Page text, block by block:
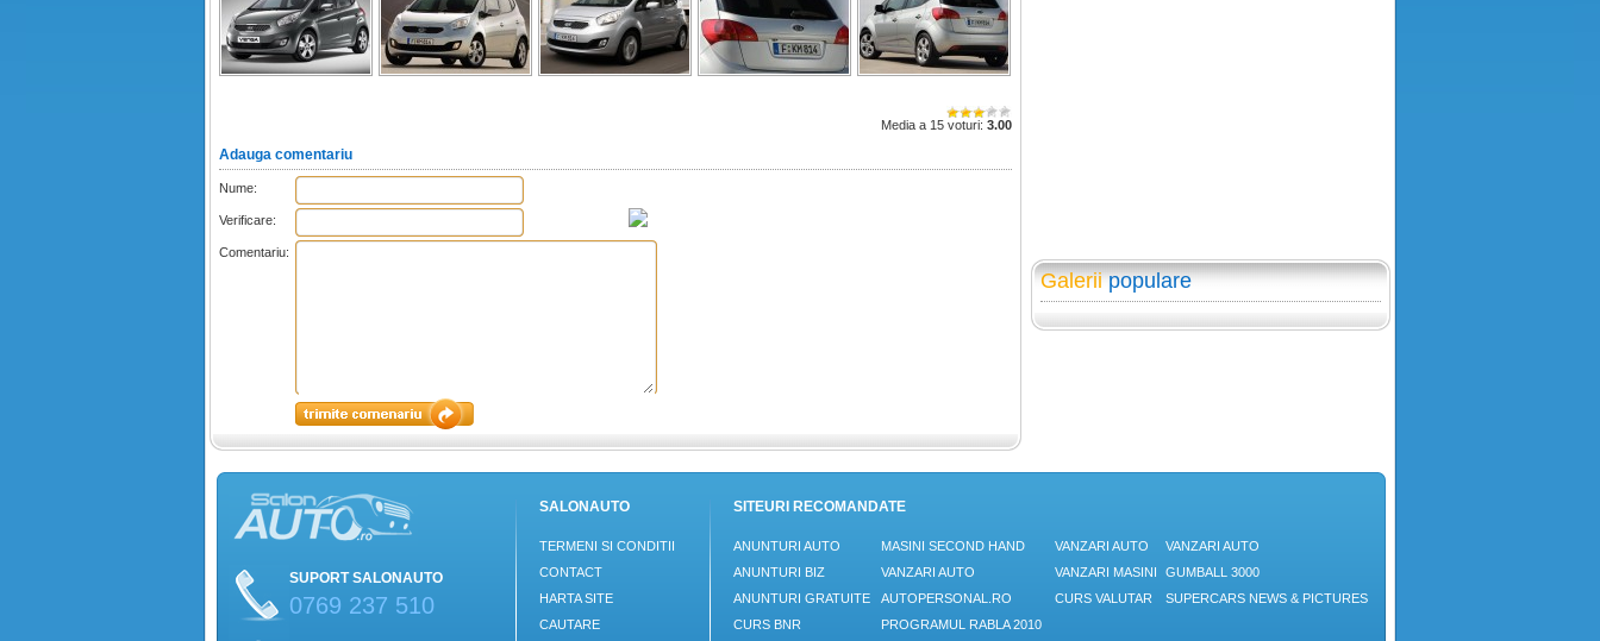
Media a 15 voturi: 3.00
Adauga comentariu
Nume:
Verificare:
Comentariu:
Galeriipopulare
SUPORT SALONAUTO
0769 237 510
SALONAUTO
TERMENI SI CONDITII
CONTACT
HARTA SITE
CAUTARE
SITEURI RECOMANDATE
ANUNTURI AUTO
ANUNTURI BIZ
ANUNTURI GRATUITE
CURS BNR
MASINI SECOND HAND
VANZARI AUTO
AUTOPERSONAL.RO
PROGRAMUL RABLA 2010
VANZARI AUTO
VANZARI MASINI
CURS VALUTAR
VANZARI AUTO
GUMBALL 3000
SUPERCARS NEWS & PICTURES